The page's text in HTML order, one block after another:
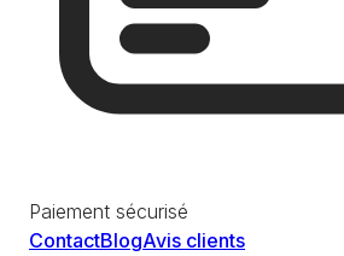
Paiement sécurisé
ContactBlogAvis clients